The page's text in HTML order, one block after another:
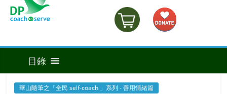
華山隨筆之「全民 self-coach 」系列 - 善用情緒篇